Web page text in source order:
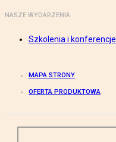
NASZE WYDARZENIA
Szkolenia i konferencje
MAPA STRONY
OFERTA PRODUKTOWA